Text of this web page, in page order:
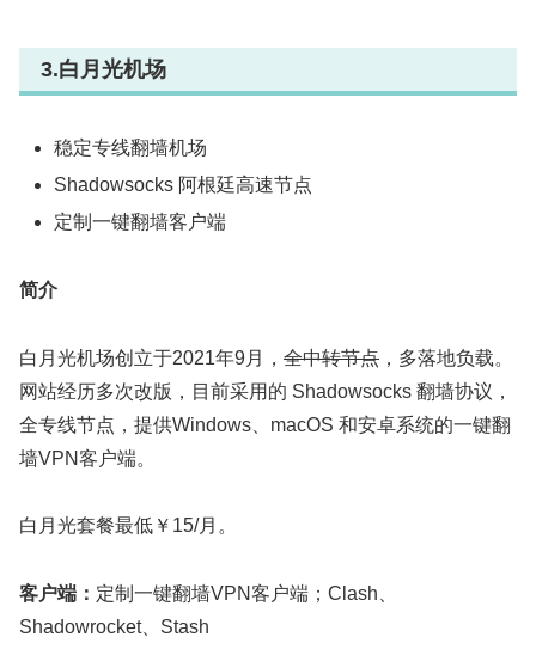
3.白月光机场
稳定专线翻墙机场
Shadowsocks 阿根廷高速节点
定制一键翻墙客户端
简介
白月光机场创立于2021年9月， 全中转节点 ，多落地负载。
网站经历多次改版，目前采用的 Shadowsocks 翻墙协议，
全专线节点，提供Windows、macOS 和安卓系统的一键翻
墙VPN客户端。
白月光套餐最低￥15/月。
客户端： 定制一键翻墙VPN客户端；Clash、
Shadowrocket、Stash